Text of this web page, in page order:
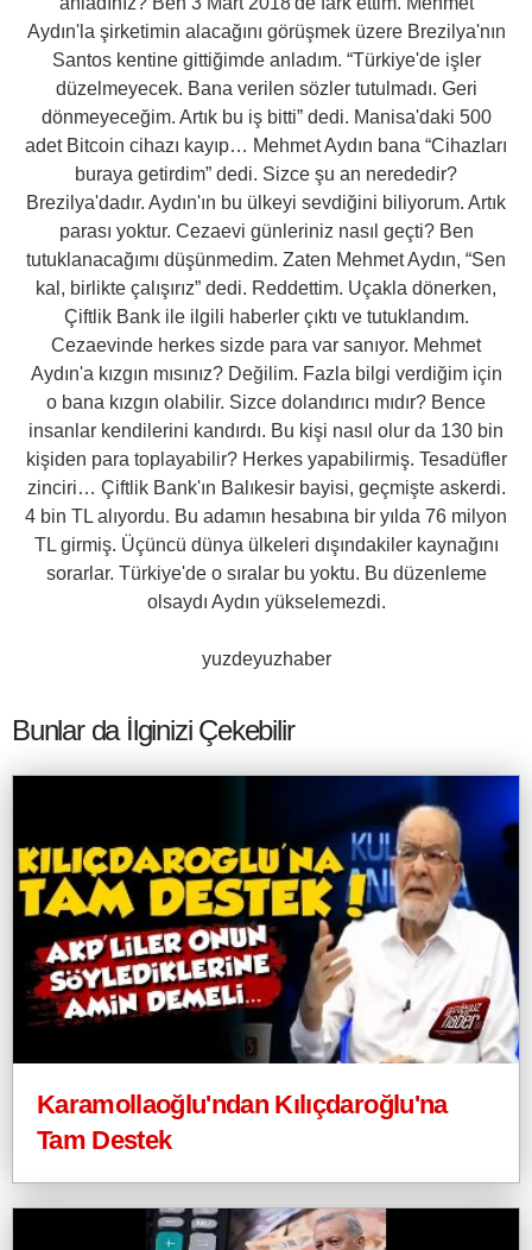
Aydın'la şirketimin alacağını görüşmek üzere Brezilya'nın
Santos kentine gittiğimde anladım. “Türkiye'de işler
düzelmeyecek. Bana verilen sözler tutulmadı. Geri
dönmeyeceğim. Artık bu iş bitti” dedi. Manisa'daki 500
adet Bitcoin cihazı kayıp… Mehmet Aydın bana “Cihazları
buraya getirdim” dedi. Sizce şu an nerededir?
Brezilya'dadır. Aydın'ın bu ülkeyi sevdiğini biliyorum. Artık
parası yoktur. Cezaevi günleriniz nasıl geçti? Ben
tutuklanacağımı düşünmedim. Zaten Mehmet Aydın, “Sen
kal, birlikte çalışırız” dedi. Reddettim. Uçakla dönerken,
Çiftlik Bank ile ilgili haberler çıktı ve tutuklandım.
Cezaevinde herkes sizde para var sanıyor. Mehmet
Aydın'a kızgın mısınız? Değilim. Fazla bilgi verdiğim için
o bana kızgın olabilir. Sizce dolandırıcı mıdır? Bence
insanlar kendilerini kandırdı. Bu kişi nasıl olur da 130 bin
kişiden para toplayabilir? Herkes yapabilirmiş. Tesadüfler
zinciri… Çiftlik Bank'ın Balıkesir bayisi, geçmişte askerdi.
4 bin TL alıyordu. Bu adamın hesabına bir yılda 76 milyon
TL girmiş. Üçüncü dünya ülkeleri dışındakiler kaynağını
sorarlar. Türkiye'de o sıralar bu yoktu. Bu düzenleme
olsaydı Aydın yükselemezdi.
yuzdeyuzhaber
Bunlar da İlginizi Çekebilir
Karamollaoğlu'ndan Kılıçdaroğlu'na
Tam Destek